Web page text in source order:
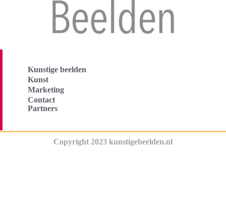
Kunstige beelden
Kunst
Marketing
Contact
Partners
Copyright 2023 kunstigebeelden.nl